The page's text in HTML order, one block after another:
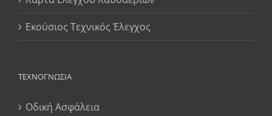
Εκούσιος Τεχνικός Έλεγχος
ΤΕΧΝΟΓΝΩΣΊΑ
Οδική Ασφάλεια